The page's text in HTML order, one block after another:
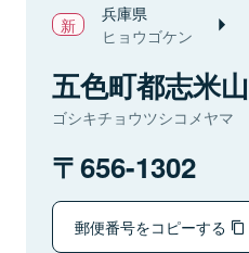
兵庫県
ヒョウゴケン
五色町都志米山
ゴシキチョウツシコメヤマ
656-1302
郵便番号をコピーする